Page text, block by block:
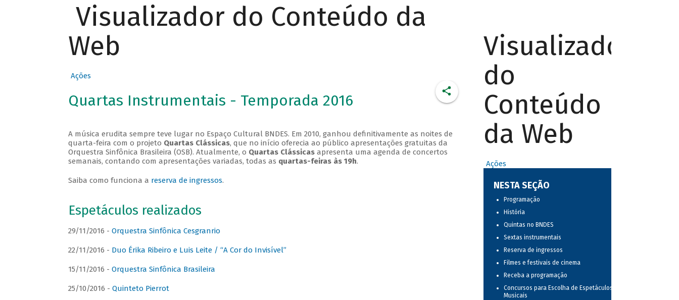
Visualizador do Conteúdo da
Web
Ações
Quartas Instrumentais - Temporada 2016
A música erudita sempre teve lugar no Espaço Cultural BNDES. Em 2010, ganhou definitivamente as noites de
quarta-feira com o projeto Quartas Clássicas, que no início oferecia ao público apresentações gratuitas da
Orquestra Sinfônica Brasileira (OSB). Atualmente, o Quartas Clássicasapresenta uma agenda de concertos
semanais, contando com apresentações variadas, todas as quartas-feiras às 19h.
Saiba como funciona a reserva de ingressos.
Espetáculos realizados
29/11/2016 - Orquestra Sinfônica Cesgranrio
22/11/2016 - Duo Érika Ribeiro e Luis Leite / “A Cor do Invisível”
15/11/2016 - Orquestra Sinfônica Brasileira
25/10/2016 - Quinteto Pierrot
Visualizador
do
Conteúdo
da Web
Ações
NESTA SEÇÃO
Programação
História
Quintas no BNDES
Sextas instrumentais
Reserva de ingressos
Filmes e festivais de cinema
Receba a programação
Concursos para Escolha de Espetáculos
Musicais